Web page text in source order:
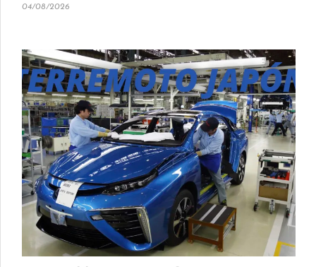
04/08/2026